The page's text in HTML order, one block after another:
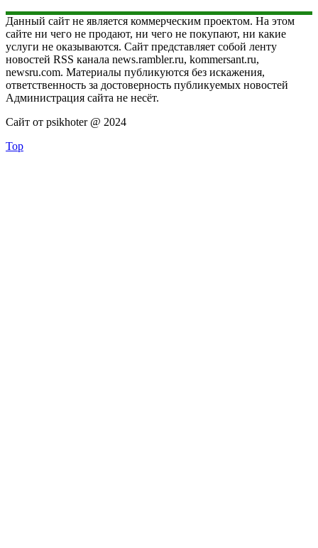
Данный сайт не является коммерческим проектом. На этом
сайте ни чего не продают, ни чего не покупают, ни какие
услуги не оказываются. Сайт представляет собой ленту
новостей RSS канала news.rambler.ru, kommersant.ru,
newsru.com. Материалы публикуются без искажения,
ответственность за достоверность публикуемых новостей
Администрация сайта не несёт.
Сайт от psikhoter @ 2024
Top